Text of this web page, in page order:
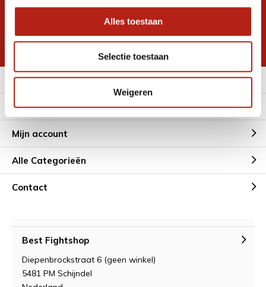
Alles toestaan
Selectie toestaan
Weigeren
* Lees hier de wettelijke beperkingen
Meer informatie
Klantenservice
Mijn account
Alle Categorieën
Contact
Best Fightshop
Diepenbrockstraat 6 (geen winkel)
5481 PM Schijndel